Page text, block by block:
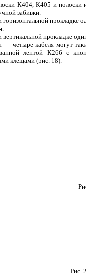
К404, К405 и полоски
забивки.
прокладке
прокладке
— четыре кабеля могут
лентой К266 с
клещами (рис. 18).
Рис.